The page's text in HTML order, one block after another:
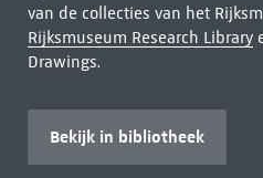
van de collecties van het
Rijksmuseum Research Library
Drawings.
Bekijk in bibliotheek